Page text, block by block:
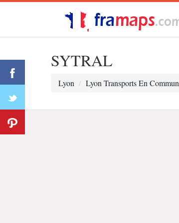
SYTRAL
Lyon Lyon Transports En Commun